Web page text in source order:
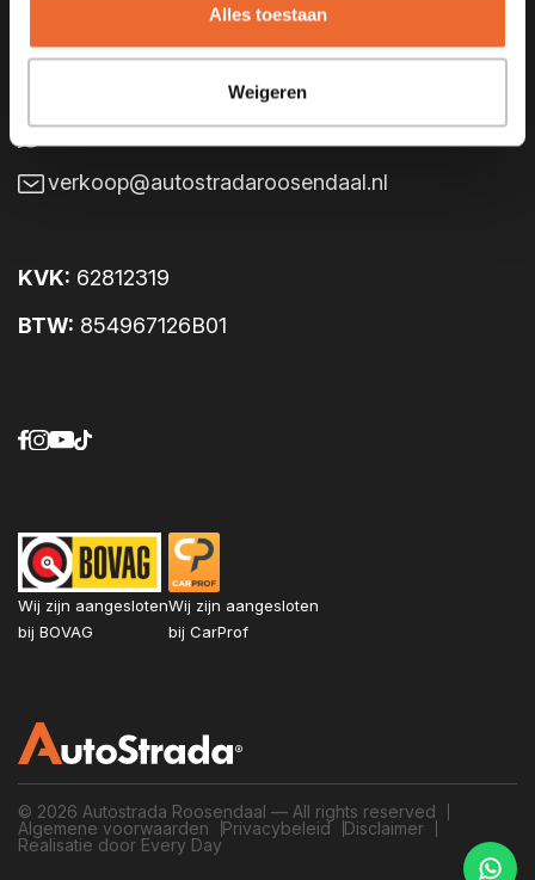
Alles toestaan
Weigeren
4704 RK Roosendaal
06 12 705 798
verkoop@autostradaroosendaal.nl
KVK: 62812319
BTW: 854967126B01
Wij zijn aangesloten
bij BOVAG
Wij zijn aangesloten
bij CarProf
© 2026 Autostrada Roosendaal — All rights reserved
Algemene voorwaarden
Privacybeleid
Disclaimer
Realisatie door Every Day